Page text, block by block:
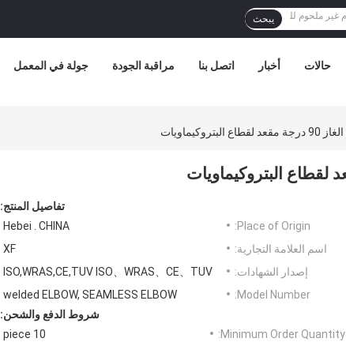
يبحث
جولة في المعمل مراقبة الجودة اتصل بنا أخبار حالات
تفاصيل المنتج:
Place of Origin:
Hebei . CHINA
اسم العلامة التجارية:
XF
إصدار الشهادات:
ISO,WRAS,CE,TUV ISO、WRAS、CE、TUV
Model Number:
welded ELBOW, SEAMLESS ELBOW
شروط الدفع والشحن:
Minimum Order Quantity:
10 piece